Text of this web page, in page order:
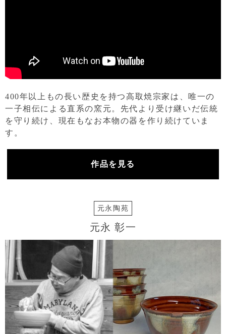
400年以上もの長い歴史を持つ高取焼宗家は、唯一の
一子相伝による直系の窯元。先代より受け継いだ伝統
を守り続け、現在もなお本物の器を作り続けていま
す。
作品を見る
元永陶苑
元永 彰一